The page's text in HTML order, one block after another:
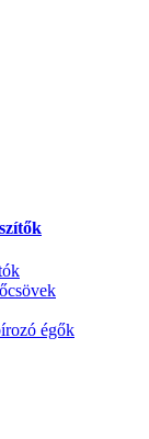
égők